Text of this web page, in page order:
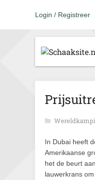
Login / Registreer
In Dubai heeft
Amerikaanse
het de beurt
lauwerkrans om